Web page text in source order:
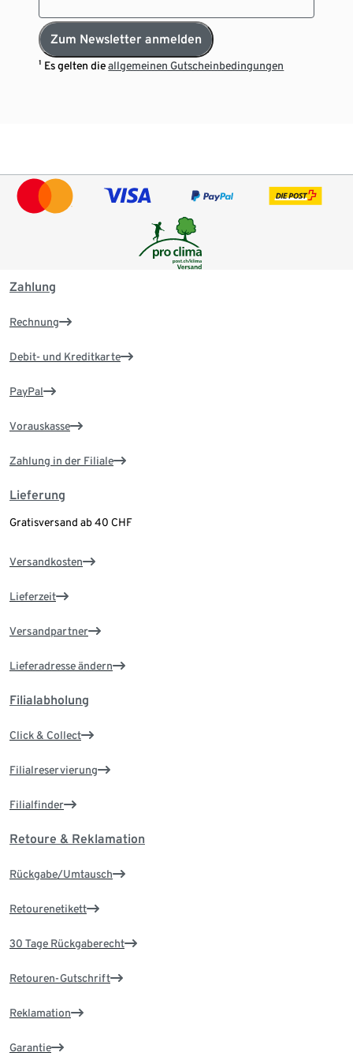
Zum Newsletter anmelden
¹ Es gelten dieallgemeinen Gutscheinbedingungen
Zahlung
Rechnung
Debit- und Kreditkarte
PayPal
Vorauskasse
Zahlung in der Filiale
Lieferung
Gratisversand ab 40 CHF
Versandkosten
Lieferzeit
Versandpartner
Lieferadresse ändern
Filialabholung
Click & Collect
Filialreservierung
Filialfinder
Retoure & Reklamation
Rückgabe/Umtausch
Retourenetikett
30 Tage Rückgaberecht
Retouren-Gutschrift
Reklamation
Garantie